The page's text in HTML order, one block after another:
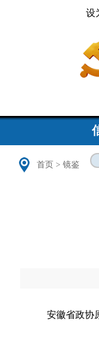
设
首页 > 镜鉴
安徽省政协原